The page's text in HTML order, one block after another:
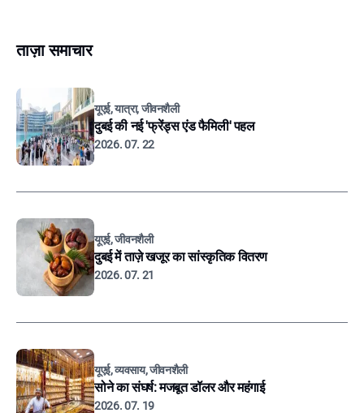
ताज़ा समाचार
यूएई, यात्रा, जीवनशैली
दुबई की नई 'फ्रेंड्स एंड फैमिली' पहल
2026. 07. 22
यूएई, जीवनशैली
दुबई में ताज़े खजूर का सांस्कृतिक वितरण
2026. 07. 21
यूएई, व्यवसाय, जीवनशैली
सोने का संघर्ष: मजबूत डॉलर और महंगाई
2026. 07. 19